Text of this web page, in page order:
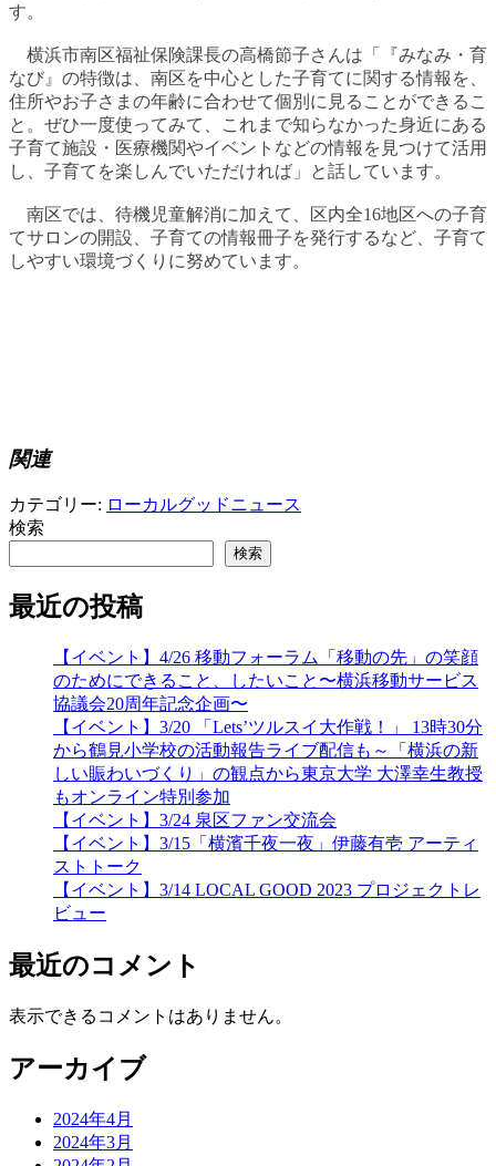
す。
横浜市南区福祉保険課長の高橋節子さんは「『みなみ・育
なび』の特徴は、南区を中心とした子育てに関する情報を、
住所やお子さまの年齢に合わせて個別に見ることができるこ
と。ぜひ一度使ってみて、これまで知らなかった身近にある
子育て施設・医療機関やイベントなどの情報を見つけて活用
し、子育てを楽しんでいただければ」と話しています。
南区では、待機児童解消に加えて、区内全16地区への子育
てサロンの開設、子育ての情報冊子を発行するなど、子育て
しやすい環境づくりに努めています。
関連
カテゴリー: ローカルグッドニュース
検索
検索
最近の投稿
【イベント】4/26 移動フォーラム「移動の先」の笑顔
のためにできること、したいこと〜横浜移動サービス
協議会20周年記念企画〜
【イベント】3/20 「Lets’ツルスイ大作戦！」 13時30分
から鶴見小学校の活動報告ライブ配信も～「横浜の新
しい賑わいづくり」の観点から東京大学 大澤幸生教授
もオンライン特別参加
【イベント】3/24 泉区ファン交流会
【イベント】3/15「横濱千夜一夜」伊藤有壱 アーティ
ストトーク
【イベント】3/14 LOCAL GOOD 2023 プロジェクトレ
ビュー
最近のコメント
表示できるコメントはありません。
アーカイブ
2024年4月
2024年3月